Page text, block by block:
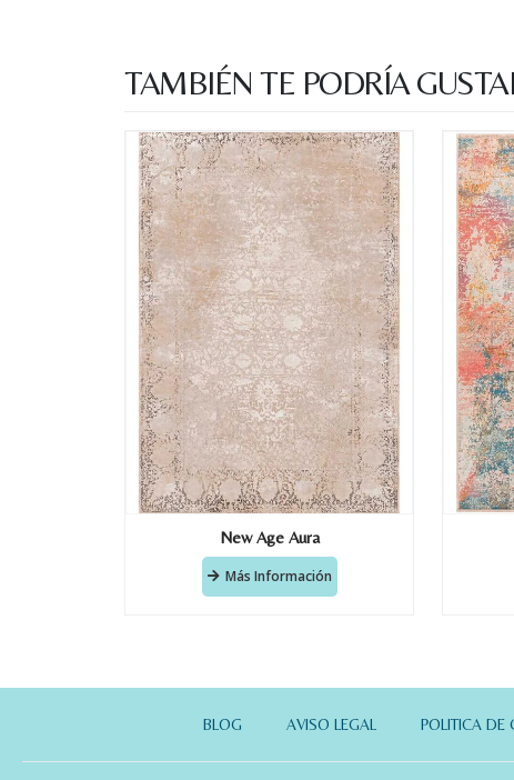
TAMBIÉN TE PODRÍA
New Age Aura
Más Información
BLOG AVISO LEGAL POLITICA DE